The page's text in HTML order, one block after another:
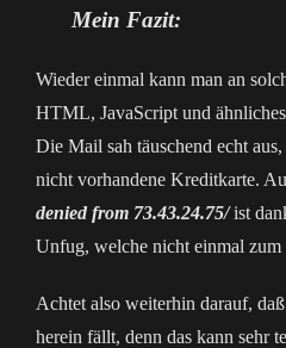
Mein Fazit:
Wieder einmal kann man an
HTML, JavaScript und
Die Mail sah täuschend echt
nicht vorhandene Kreditkarte.
denied from 73.43.24.75/ist
Unfug, welche nicht einmal zum
Achtet also weiterhin darauf,
herein fällt, denn das kann sehr